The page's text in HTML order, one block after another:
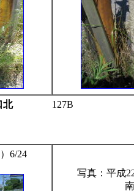
寺口北 127B
6/24
写真：平成